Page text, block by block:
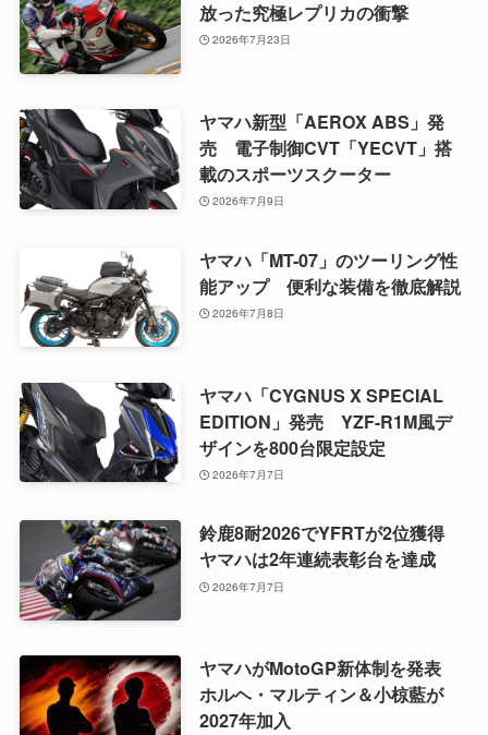
放った究極レプリカの衝撃
2026年7月23日
ヤマハ新型「AEROX ABS」発
売 電子制御CVT「YECVT」搭
載のスポーツスクーター
2026年7月9日
ヤマハ「MT-07」のツーリング性
能アップ 便利な装備を徹底解説
2026年7月8日
ヤマハ「CYGNUS X SPECIAL
EDITION」発売 YZF-R1M風デ
ザインを800台限定設定
2026年7月7日
鈴鹿8耐2026でYFRTが2位獲得
ヤマハは2年連続表彰台を達成
2026年7月7日
ヤマハがMotoGP新体制を発表
ホルヘ・マルティン＆小椋藍が
2027年加入